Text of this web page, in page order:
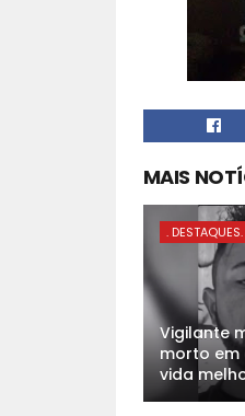
MAIS
. DESTAQUES.
Vigilante
morto em
vida